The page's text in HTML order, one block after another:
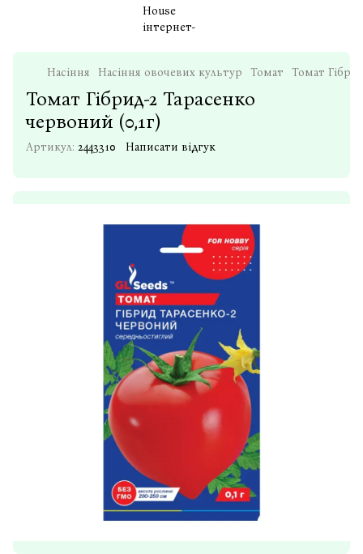
Насіння Насіння овочевих культур Томат Томат
Томат Гiбрид-2 Тарасенко
червоний (0,1г)
Артикул: 2443310 Написати відгук